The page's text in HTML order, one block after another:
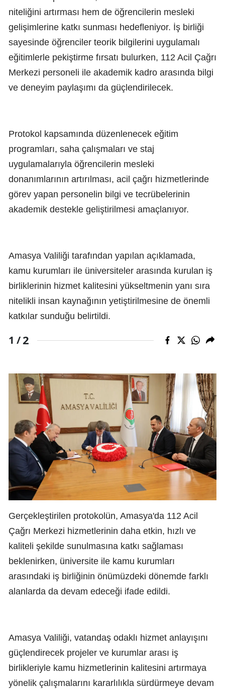
niteliğini artırması hem de öğrencilerin mesleki
gelişimlerine katkı sunması hedefleniyor. İş birliği
sayesinde öğrenciler teorik bilgilerini uygulamalı
eğitimlerle pekiştirme fırsatı bulurken, 112 Acil Çağrı
Merkezi personeli ile akademik kadro arasında bilgi
ve deneyim paylaşımı da güçlendirilecek.
Protokol kapsamında düzenlenecek eğitim
programları, saha çalışmaları ve staj
uygulamalarıyla öğrencilerin mesleki
donanımlarının artırılması, acil çağrı hizmetlerinde
görev yapan personelin bilgi ve tecrübelerinin
akademik destekle geliştirilmesi amaçlanıyor.
Amasya Valiliği tarafından yapılan açıklamada,
kamu kurumları ile üniversiteler arasında kurulan iş
birliklerinin hizmet kalitesini yükseltmenin yanı sıra
nitelikli insan kaynağının yetiştirilmesine de önemli
katkılar sunduğu belirtildi.
1 /2
Gerçekleştirilen protokolün, Amasya'da 112 Acil
Çağrı Merkezi hizmetlerinin daha etkin, hızlı ve
kaliteli şekilde sunulmasına katkı sağlaması
beklenirken, üniversite ile kamu kurumları
arasındaki iş birliğinin önümüzdeki dönemde farklı
alanlarda da devam edeceği ifade edildi.
Amasya Valiliği, vatandaş odaklı hizmet anlayışını
güçlendirecek projeler ve kurumlar arası iş
birlikleriyle kamu hizmetlerinin kalitesini artırmaya
yönelik çalışmalarını kararlılıkla sürdürmeye devam